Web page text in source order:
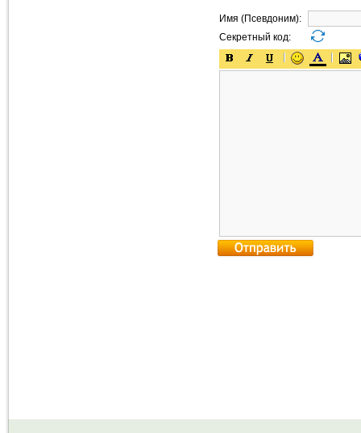
Имя (Псевдоним):
Секретный код: